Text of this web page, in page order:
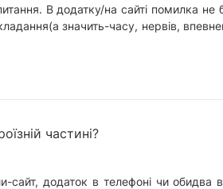
В додатку/на сайті помилка не
значить-часу, нервів,
частині?
додаток в телефоні чи обидва